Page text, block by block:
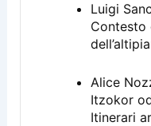
Luigi
Contesto
Alice
Itzokor
Itinerari